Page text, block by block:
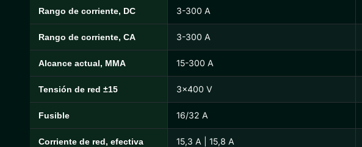
CenTIG Pro Especificaciones técnicas
Rango de corriente, DC 3-300 A
Rango de corriente, CA 3-300 A
Alcance actual, MMA 15-300 A
Tensión de red ±15 3×400 V
Fusible 16/32 A
Corriente de red, efectiva 15,3 A | 15,8 A